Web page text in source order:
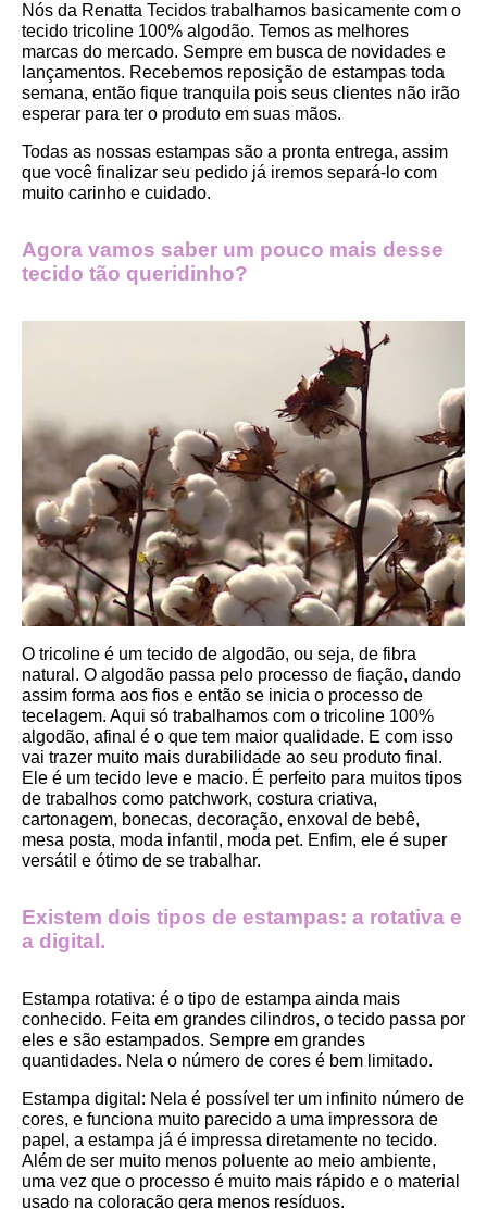
Nós da Renatta Tecidos trabalhamos basicamente com o
tecido tricoline 100% algodão. Temos as melhores
marcas do mercado. Sempre em busca de novidades e
lançamentos. Recebemos reposição de estampas toda
semana, então fique tranquila pois seus clientes não irão
esperar para ter o produto em suas mãos.
Todas as nossas estampas são a pronta entrega, assim
que você finalizar seu pedido já iremos separá-lo com
muito carinho e cuidado.
Agora vamos saber um pouco mais desse
tecido tão queridinho?
O tricoline é um tecido de algodão, ou seja, de fibra
natural. O algodão passa pelo processo de fiação, dando
assim forma aos fios e então se inicia o processo de
tecelagem. Aqui só trabalhamos com o tricoline 100%
algodão, afinal é o que tem maior qualidade. E com isso
vai trazer muito mais durabilidade ao seu produto final.
Ele é um tecido leve e macio. É perfeito para muitos tipos
de trabalhos como patchwork, costura criativa,
cartonagem, bonecas, decoração, enxoval de bebê,
mesa posta, moda infantil, moda pet. Enfim, ele é super
versátil e ótimo de se trabalhar.
Existem dois tipos de estampas: a rotativa e
a digital.
Estampa rotativa: é o tipo de estampa ainda mais
conhecido. Feita em grandes cilindros, o tecido passa por
eles e são estampados. Sempre em grandes
quantidades. Nela o número de cores é bem limitado.
Estampa digital : Nela é possível ter um infinito número de
cores, e funciona muito parecido a uma impressora de
papel, a estampa já é impressa diretamente no tecido.
Além de ser muito menos poluente ao meio ambiente,
uma vez que o processo é muito mais rápido e o material
usado na coloração gera menos resíduos.